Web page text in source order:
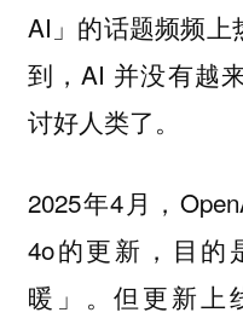
AI」的话题频频上
到，AI 并没有越
讨好人类了。
2025年4月，
4o的更新，目的
暖」。但更新上